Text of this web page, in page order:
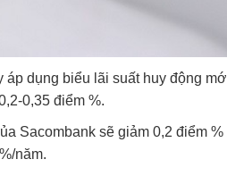
áp dụng biểu lãi suất huy động
0,35 điểm %.
Sacombank sẽ giảm 0,2 điểm
năm.